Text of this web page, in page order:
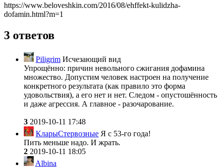
https://www.beloveshkin.com/2016/08/ehffekt-kulidzha-
dofamin.html?m=1
3 ответов
Piligrim Исчезающий вид
Упрощённо: причин невольного сжигания дофамина
множество. Допустим человек настроен на получение
конкретного результата (как правило это форма
удовольствия), а его нет и нет. Следом - опустошённость
и даже агрессия. А главное - разочарование.
3 2019-10-11 17:48
КларыСтервозные Я с 53-го года!
Пить меньше надо. И жрать.
2 2019-10-11 18:05
Albina